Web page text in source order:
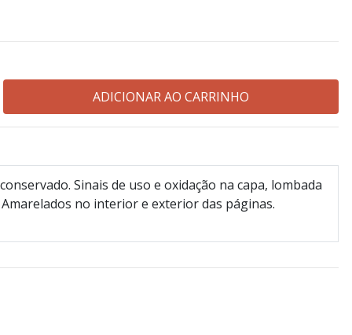
Sinais de uso e oxidação na capa, lombada
no interior e exterior das páginas.